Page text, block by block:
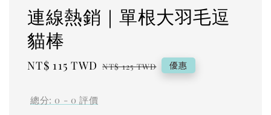
連線熱銷｜單根大羽毛逗
貓棒
Sale
NT$ 115 TWD Regular
NT$ 125 TWD 優惠
總分: 0 - 0 評價